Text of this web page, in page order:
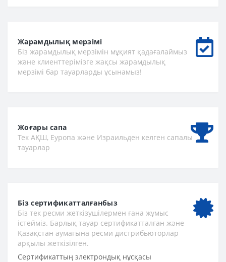
Жарамдылық мерзімі
Біз жарамдылық мерзімін мұқият қадағалаймыз
және клиенттерімізге жақсы жарамдылық
мерзімі бар тауарларды ұсынамыз!
Жоғары сапа
Тек АҚШ, Еуропа және Израильден келген сапалы
тауарлар
Біз сертификатталғанбыз
Біз тек ресми жеткізушілермен ғана жұмыс
істейміз. Барлық тауар сертификатталған және
Қазақстан аумағына ресми дистрибьюторлар
арқылы жеткізілген.
Сертификаттың электрондық нұсқасы